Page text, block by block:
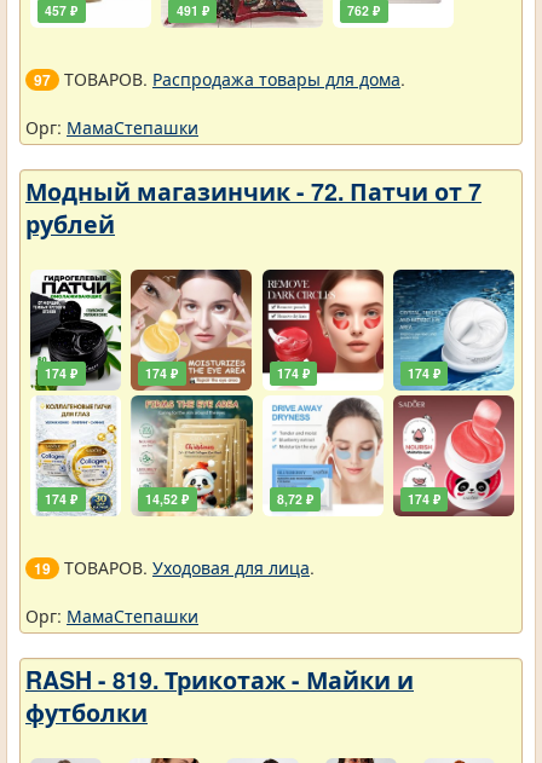
457 ₽ 491 ₽ 762 ₽
97 ТОВАРОВ. Распродажа товары для дома.
Орг: МамаСтепашки
Модный магазинчик - 72. Патчи от 7
рублей
174 ₽
174 ₽
174 ₽
14,52 ₽
174 ₽
8,72 ₽
174 ₽
174 ₽
19 ТОВАРОВ. Уходовая для лица.
Орг: МамаСтепашки
RASH - 819. Трикотаж - Майки и
футболки